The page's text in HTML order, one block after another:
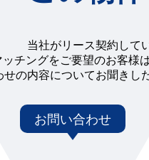
当社がリース契約して
ッチングをご要望のお客様
の内容についてお聞きし